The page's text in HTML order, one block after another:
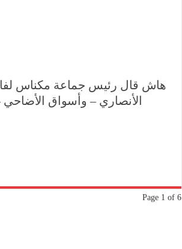
هاش قال رئيس جماعة مكناس
الأنصاري – وأسواق
Page 1 of 6